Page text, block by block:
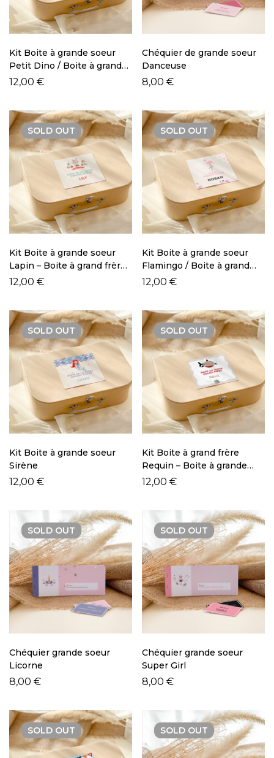
Kit Boite à grande soeur
Petit Dino / Boite à grand
frère Dino
12,00 €
Chéquier de grande soeur
Danceuse
8,00 €
SOLD OUT
Kit Boite à grande soeur
Lapin – Boite à grand frère
Lapin
12,00 €
SOLD OUT
Kit Boite à grande soeur
Flamingo / Boite à grand
frère Flamingo
12,00 €
SOLD OUT
Kit Boite à grande soeur
Sirène
12,00 €
SOLD OUT
Kit Boite à grand frère
Requin – Boite à grande
soeur Requin
12,00 €
SOLD OUT
Chéquier grande soeur
Licorne
8,00 €
SOLD OUT
Chéquier grande soeur
Super Girl
8,00 €
SOLD OUT SOLD OUT